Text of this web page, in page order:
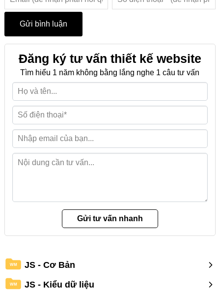
Đăng ký tư vấn thiết kế website
Tìm hiểu 1 năm không bằng lắng nghe 1 câu tư vấn
WM JS - Cơ Bản
WM JS - Kiểu dữ liệu